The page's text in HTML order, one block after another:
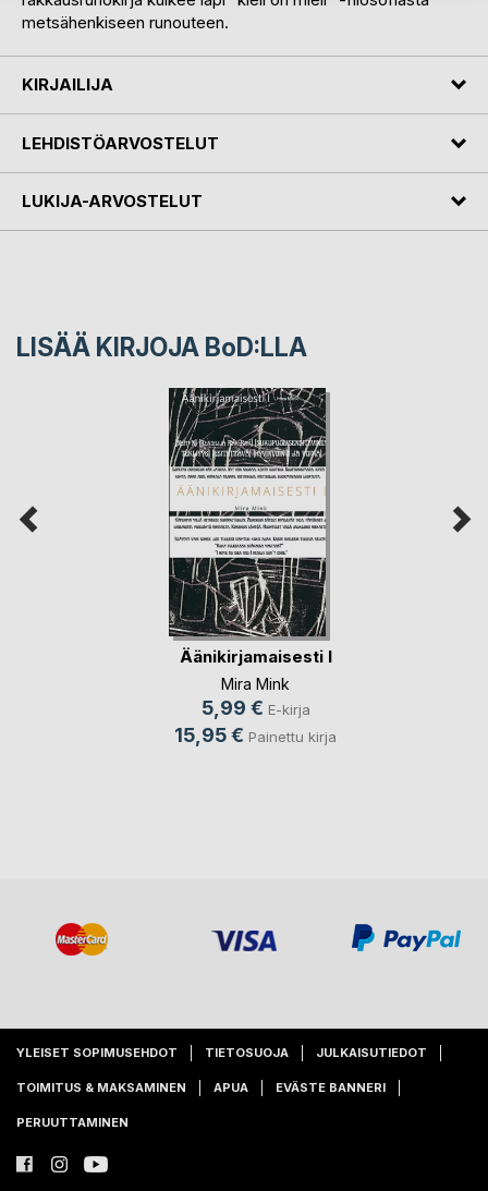
metsähenkiseen runouteen.
KIRJAILIJA
LEHDISTÖARVOSTELUT
LUKIJA-ARVOSTELUT
LISÄÄ KIRJOJA BoD:LLA
Äänikirjamaisesti I
Mira Mink
5,99 € E-kirja
15,95 € Painettu kirja
YLEISET SOPIMUSEHDOT TIETOSUOJA JULKAISUTIEDOT
TOIMITUS & MAKSAMINEN APUA EVÄSTE BANNERI
PERUUTTAMINEN